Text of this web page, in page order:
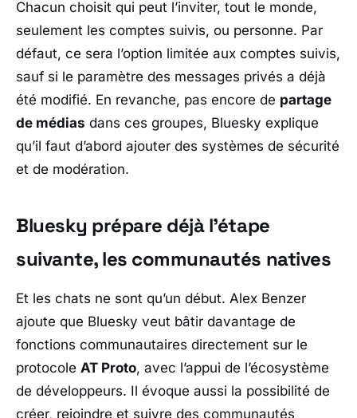
Chacun choisit qui peut l’inviter, tout le monde,
seulement les comptes suivis, ou personne. Par
défaut, ce sera l’option limitée aux comptes suivis,
sauf si le paramètre des messages privés a déjà
été modifié. En revanche, pas encore de partage
de médias dans ces groupes, Bluesky explique
qu’il faut d’abord ajouter des systèmes de sécurité
et de modération.
Bluesky prépare déjà l’étape
suivante, les communautés natives
Et les chats ne sont qu’un début. Alex Benzer
ajoute que Bluesky veut bâtir davantage de
fonctions communautaires directement sur le
protocole AT Proto, avec l’appui de l’écosystème
de développeurs. Il évoque aussi la possibilité de
créer, rejoindre et suivre des communautés